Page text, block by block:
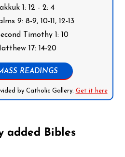
1: 12 - 2: 4
9: 8-9, 10-11, 12-13
Timothy 1: 10
17: 14-20
READINGS
by Catholic Gallery. Get it here
added Bibles